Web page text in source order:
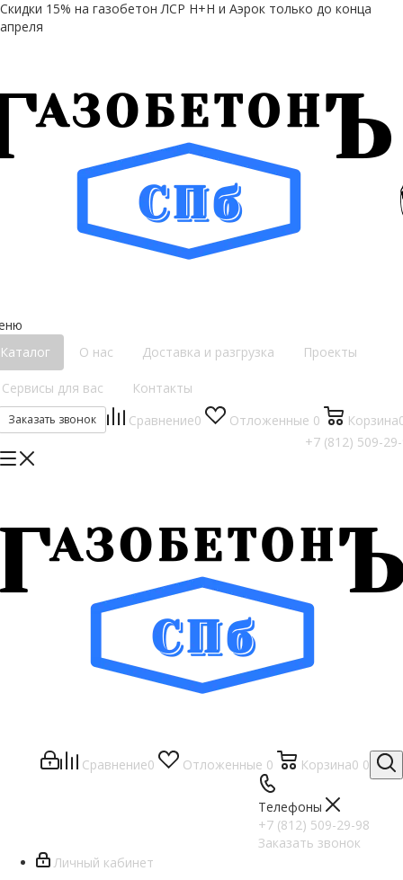
Скидки 15% на газобетон ЛСР Н+Н и Аэрок только до конца
апреля
Каталог
О нас Доставка и разгрузка Проекты
Сервисы для вас
Контакты
Сравнение0 Отложенные 0 Корзина
Заказать звонок
+7 (812) 509-
Сравнение0 Отложенные 0 Корзина0 0
Телефоны
+7 (812) 509-29-98
Заказать звонок
Личный кабинет